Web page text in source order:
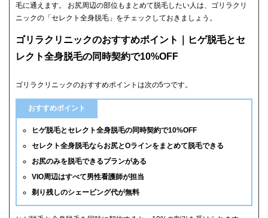
毛に通えます。 お尻周辺の部位もまとめて脱毛したい人は、ゴリラクリ
ニックの「セレクト全身脱毛」をチェックしておきましょう。
ゴリラクリニックのおすすめポイント｜ヒゲ脱毛とセ
レクト全身脱毛の同時契約で10%OFF
ゴリラクリニックのおすすめポイントは次の5つです。
おすすめポイント
ヒゲ脱毛とセレクト全身脱毛の同時契約で10%OFF
セレクト全身脱毛ならお尻とOラインをまとめて脱毛できる
お尻のみを脱毛できるプランがある
VIO周辺はすべて男性看護師が担当
剃り残しのシェービング代が無料